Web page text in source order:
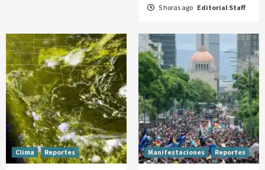
5 horas ago Editorial Staff
Clima Reportes Manifestaciones Reportes